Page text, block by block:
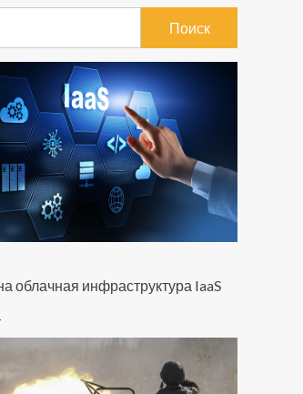
облачная инфраструктура IaaS